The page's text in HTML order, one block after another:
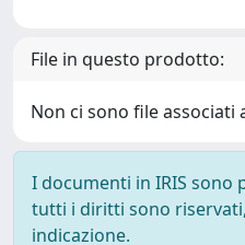
File in questo prodotto:
Non ci sono file
I documenti in IRIS
tutti i diritti sono
indicazione.